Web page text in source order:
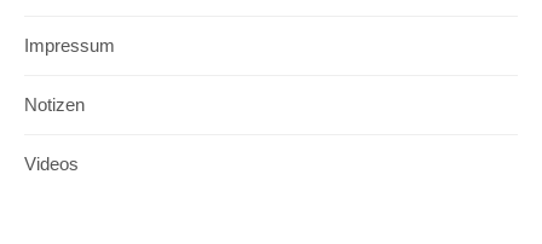
Impressum
Notizen
Videos